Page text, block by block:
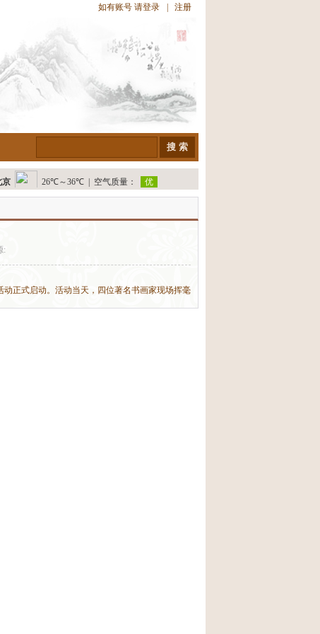
如有账号 请登录 注册
:
正式启动。活动当天，四位著名书画家现场挥毫